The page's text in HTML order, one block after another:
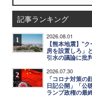
記事ランキング
1 2026.08.01
【熊本地震】"
房を設置しろ」
引水の議論に批
2 2026.07.30
「コロナ対策
日記公開」「公
ランプ政権の最